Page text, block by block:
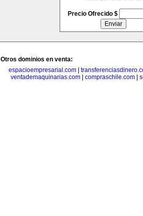
Precio Ofrecido $
Otros dominios en venta:
espacioempresarial.com
ventademaquinarias.com| compraschile.com|